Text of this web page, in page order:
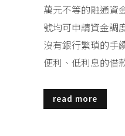
萬元不等的融通資
號均可申請資金調
沒有銀行繁瑣的手
便利、低利息的借
read more